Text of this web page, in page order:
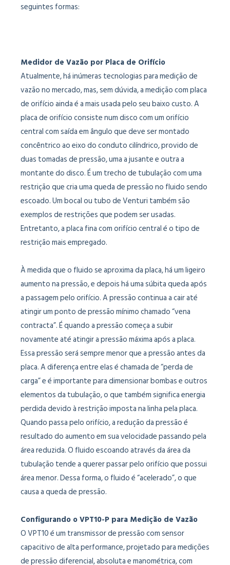
seguintes formas:
Medidor de Vazão por Placa de Orifício
Atualmente, há inúmeras tecnologias para medição de
vazão no mercado, mas, sem dúvida, a medição com placa
de orifício ainda é a mais usada pelo seu baixo custo. A
placa de orifício consiste num disco com um orifício
central com saída em ângulo que deve ser montado
concêntrico ao eixo do conduto cilíndrico, provido de
duas tomadas de pressão, uma a jusante e outra a
montante do disco. É um trecho de tubulação com uma
restrição que cria uma queda de pressão no fluido sendo
escoado. Um bocal ou tubo de Venturi também são
exemplos de restrições que podem ser usadas.
Entretanto, a placa fina com orifício central é o tipo de
restrição mais empregado.
À medida que o fluido se aproxima da placa, há um ligeiro
aumento na pressão, e depois há uma súbita queda após
a passagem pelo orifício. A pressão continua a cair até
atingir um ponto de pressão mínimo chamado “vena
contracta”. É quando a pressão começa a subir
novamente até atingir a pressão máxima após a placa.
Essa pressão será sempre menor que a pressão antes da
placa. A diferença entre elas é chamada de “perda de
carga” e é importante para dimensionar bombas e outros
elementos da tubulação, o que também significa energia
perdida devido à restrição imposta na linha pela placa.
Quando passa pelo orifício, a redução da pressão é
resultado do aumento em sua velocidade passando pela
área reduzida. O fluido escoando através da área da
tubulação tende a querer passar pelo orifício que possui
área menor. Dessa forma, o fluido é “acelerado”, o que
causa a queda de pressão.
Configurando o VPT10-P para Medição de Vazão
O VPT10 é um transmissor de pressão com sensor
capacitivo de alta performance, projetado para medições
de pressão diferencial, absoluta e manométrica, com